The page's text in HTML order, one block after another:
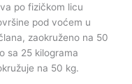
po fizičkom licu
pod voćem u
zaokruženo na 50
sa 25 kilograma
na 50 kg.